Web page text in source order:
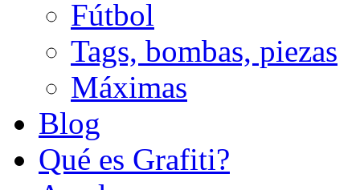
Fútbol
Tags, bombas, piezas
Máximas
Blog
Qué es Grafiti?